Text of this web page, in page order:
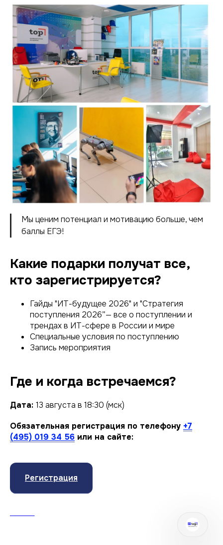
Мы ценим потенциал и мотивацию больше, чем
баллы ЕГЭ!
Какие подарки получат все,
кто зарегистрируется?
Гайды "ИТ-будущее 2026" и "Стратегия
поступления 2026”— все о поступлении и
трендах в ИТ-сфере в России и мире
Специальные условия по поступлению
Запись мероприятия
Где и когда встречаемся?
Дата: 13 августа в 18:30 (мск)
Обязательная регистрация по телефону +7
(495) 019 34 56 или на сайте:
Регистрация